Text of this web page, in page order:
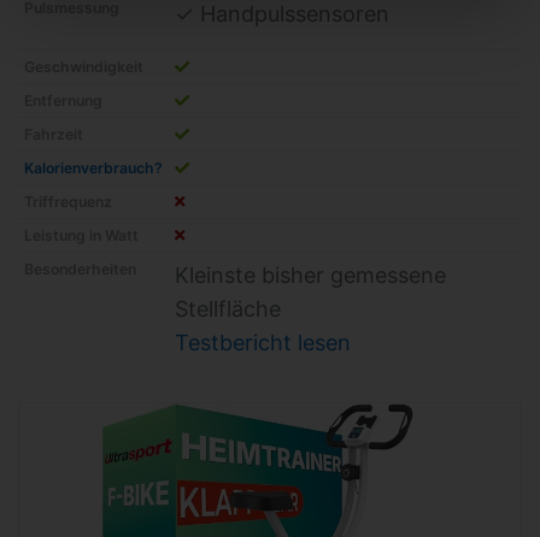
✓ Handpulssensoren
Kalorienverbrauch?
Kleinste bisher gemessene
Stellfläche
Testbericht lesen